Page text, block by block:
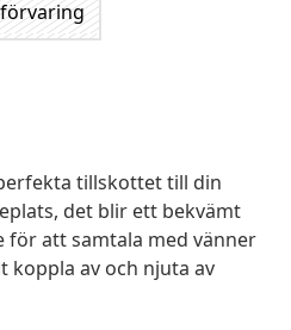
tillskottet till din
det blir ett bekvämt
att samtala med vänner
koppla av och njuta av